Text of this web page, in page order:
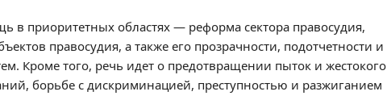
в приоритетных областях — реформа сектора правосудия,
правосудия, а также его прозрачности, подотчетности и
Кроме того, речь идет о предотвращении пыток и жестокого
борьбе с дискриминацией, преступностью и разжиганием